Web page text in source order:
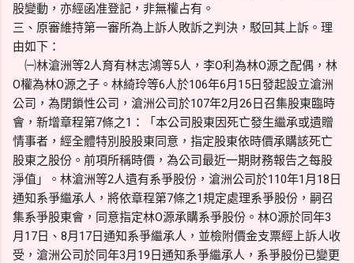
股變動，亦經函准登記，非無權占有。
三、原審維持第一審所為上訴人敗訴之判決，駁回其上訴。理
由如下：
㈠林滄洲等2人育有林志鴻等5人，李O利為林O源之配偶，林
O權為林O源之子。林綺玲等6人於106年6月15日發起設立滄洲
公司，為閉鎖性公司，滄洲公司於107年2月26日召集股東臨時
會，新增章程第7條之1：「本公司股東因死亡發生繼承或遺贈
情事者，經全體特別股股東同意，指定股東依時價承購該死亡
股東之股份。前項所稱時價，為公司最近一期財務報告之每股
淨值」。林滄洲等2人遺有系爭股份，滄洲公司於110年1月18日
通知系爭繼承人，將依章程第7條之1規定處理系爭股份，嗣召
集系爭股東會，同意指定林O源承購系爭股份。林O源於同年3
月17日、8月17日通知系爭繼承人，並檢附價金支票經上訴人收
受，滄洲公司於同年3月19日通知系爭繼承人，系爭股份已變更